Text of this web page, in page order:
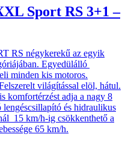
Sport RS 3+1 –
RS négykerekű az egyik
Egyedülálló
minden kis motoros.
világítással elöl, hátul.
komfortérzést adja a nagy 8
és hidraulikus
15 km/h-ig csökkenthető a
65 km/h.